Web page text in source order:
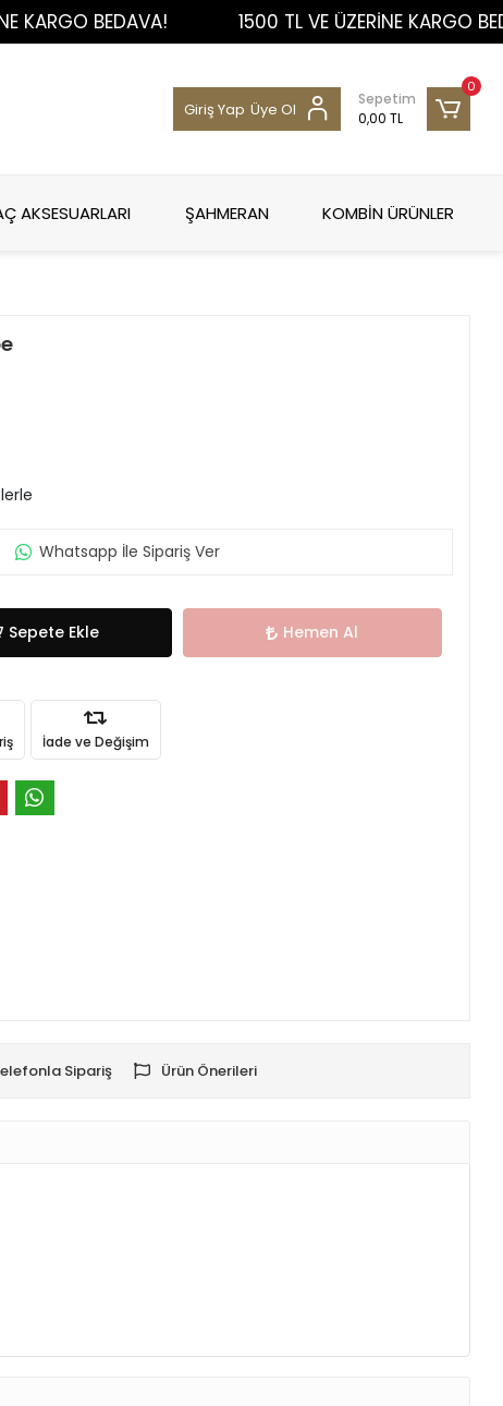
BEDAVA! 1500 TL VE ÜZERİNE KARGO BEDAVA!
Giriş Yap Üye Ol
0
Sepetim
0,00 TL
AKSESUARLARI ŞAHMERAN KOMBİN ÜRÜNLER
Whatsapp İle Sipariş Ver
Sepete Ekle Hemen Al
İade ve Değişim
Sipariş Ürün Önerileri